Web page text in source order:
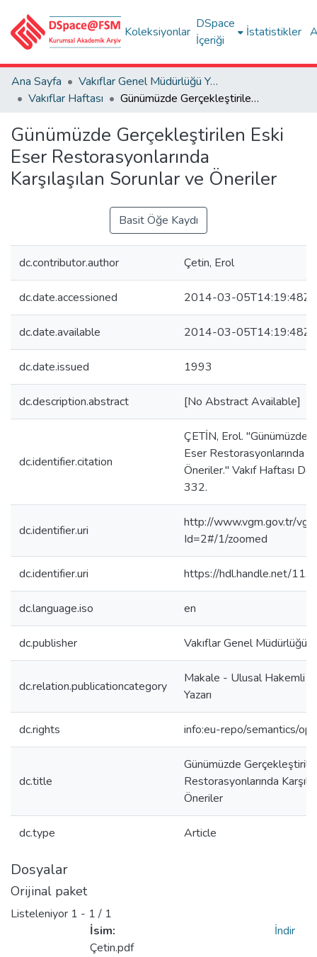
Koleksiyonlar
DSpace
İçeriği
İstatistikler
Ana Sayfa
Vakıflar Genel Müdürlüğü Yayınları
Vakıflar Haftası
Günümüzde Gerçekleştirilen Eski Eser Restorasyonlarında Karşılaşılan Sorunlar ve Öneriler
Günümüzde Gerçekleştirilen Eski
Eser Restorasyonlarında
Karşılaşılan Sorunlar ve Öneriler
Basit Öğe Kaydı
dc.contributor.author Çetin, Erol
dc.date.accessioned 2014-03-05T14:19:48Z
dc.date.available 2014-03-05T14:19:48Z
dc.date.issued 1993
dc.description.abstract [No Abstract Available]
dc.identifier.citation
ÇETİN, Erol. "Günümüzde
Eser Restorasyonlarında
Öneriler." Vakıf Haftası
332.
dc.identifier.uri
http://www.vgm.gov.tr/
Id=2#/1/zoomed
dc.identifier.uri https://hdl.handle.net/
dc.language.iso en
dc.publisher Vakıflar Genel Müdürlüğü
dc.relation.publicationcategory
Makale - Ulusal Hakemli
Yazarı
dc.rights info:eu-repo/semantics/
dc.title
Günümüzde
Restorasyonlarında
Öneriler
dc.type Article
Dosyalar
Orijinal paket
Listeleniyor 1 - 1 / 1
İsim:
Çetin.pdf
İndir